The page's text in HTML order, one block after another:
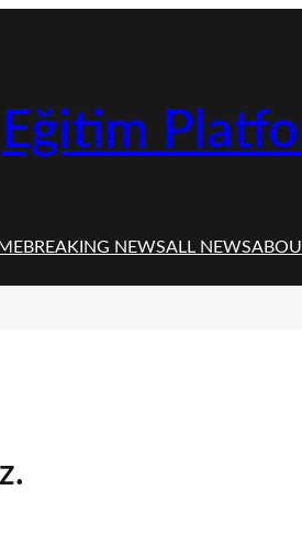
Eğitim
BREAKING NEWSALL NEWS